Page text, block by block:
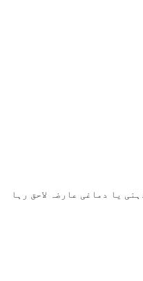
یا دماغی عارضہ لاحق رہا